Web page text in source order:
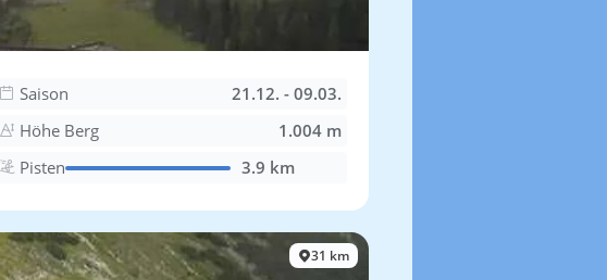
Saison
21.12. - 09.03.
Höhe Berg
1.004 m
Pisten
3.9 km
31 km